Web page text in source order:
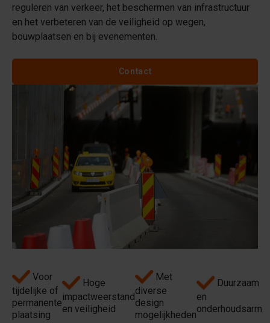
reguleren van verkeer, het beschermen van infrastructuur
en het verbeteren van de veiligheid op wegen,
bouwplaatsen en bij evenementen.
Contact
Voor
tijdelijke of
permanente
plaatsing
Hoge
impactweerstand
en veiligheid
Met
diverse
design
mogelijkheden
Duurzaam
en
onderhoudsarm